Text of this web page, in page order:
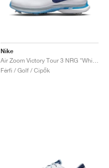
Nike
Férfi / Golf / Cipők